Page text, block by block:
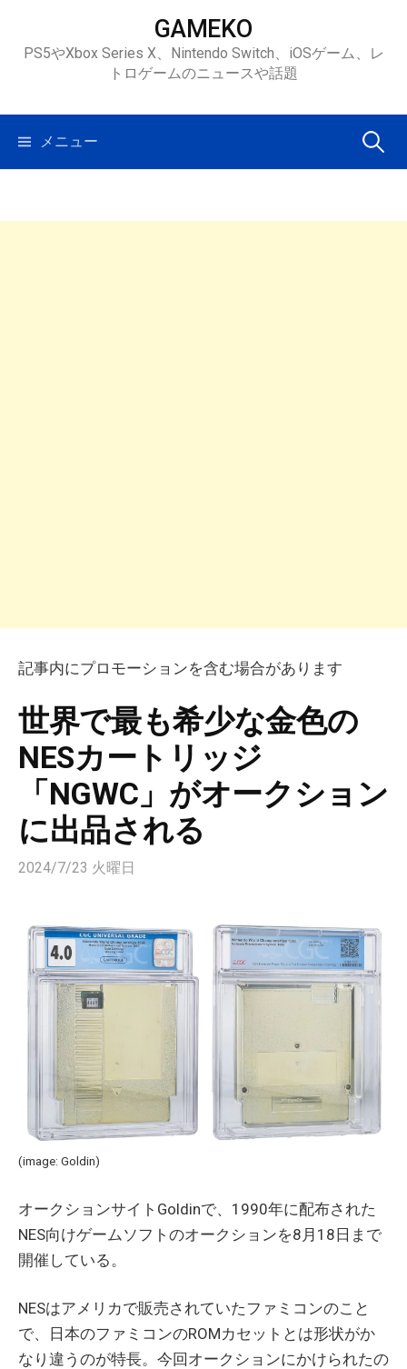
ツ
ス
GAMEKO
PS5やXbox Series X、Nintendo Switch、iOSゲーム、レ
トロゲームのニュースや話題
メニュー 検
記事内にプロモーションを含む場合があります
世界で最も希少な金色の
NESカートリッジ
「NGWC」がオークション
に出品される
2024/7/23 火曜日
(image: Goldin)
オークションサイトGoldinで、1990年に配布された
NES向けゲームソフトのオークションを8月18日まで
開催している。
NESはアメリカで販売されていたファミコンのこと
で、日本のファミコンのROMカセットとは形状がか
なり違うのが特長。今回オークションにかけられたの